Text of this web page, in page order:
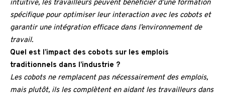
intuitive, les travailleurs peuvent bénéficier d’une formation
spécifique pour optimiser leur interaction avec les cobots et
garantir une intégration efficace dans l’environnement de
travail.
Quel est l’impact des cobots sur les emplois
traditionnels dans l’industrie ?
Les cobots ne remplacent pas nécessairement des emplois,
mais plutôt, ils les complètent en aidant les travailleurs dans